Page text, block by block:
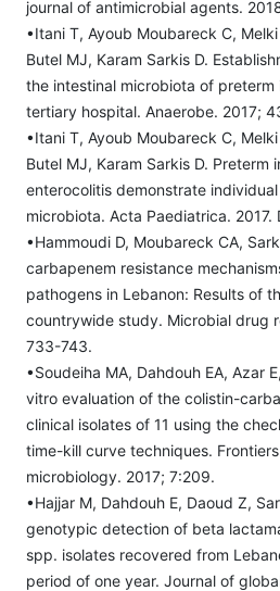
journal of antimicrobial agents.
•Itani T, Ayoub Moubareck C,
Butel MJ, Karam Sarkis D.
the intestinal microbiota of preterm
tertiary hospital. Anaerobe. 2017;
•Itani T, Ayoub Moubareck C,
Butel MJ, Karam Sarkis D. Preterm
enterocolitis demonstrate
microbiota. Acta Paediatrica. 2017.
•Hammoudi D, Moubareck CA,
carbapenem resistance
pathogens in Lebanon: Results of
countrywide study. Microbial drug
733-743.
•Soudeiha MA, Dahdouh EA, Azar
vitro evaluation of the colistin-
clinical isolates of 11 using the
time-kill curve techniques.
microbiology. 2017; 7:209.
•Hajjar M, Dahdouh E, Daoud Z,
genotypic detection of beta
spp. isolates recovered from
period of one year. Journal of